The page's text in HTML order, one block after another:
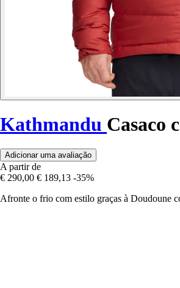
Kathmandu Casaco
Adicionar uma avaliação
A partir de
€ 290,00 € 189,13 -35%
Afronte o frio com estilo graças à Doudoune